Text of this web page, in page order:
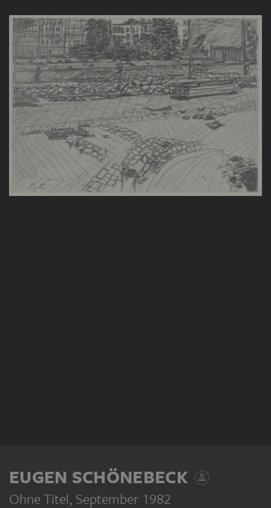
EUGEN SCHÖNEBECK
Ohne Titel, September 1982